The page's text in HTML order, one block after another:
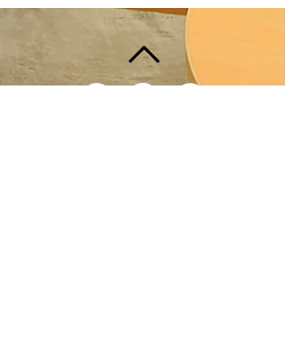
により、 午前中の１０時～
１２時までの間、休館させて